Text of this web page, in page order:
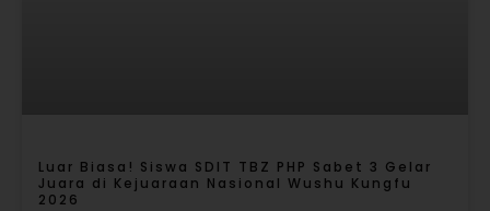
Luar Biasa! Siswa SDIT TBZ PHP Sabet 3 Gelar
Juara di Kejuaraan Nasional Wushu Kungfu
2026